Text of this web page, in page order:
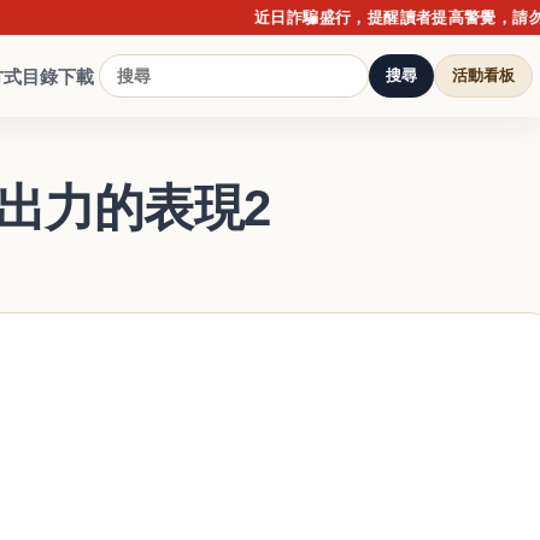
近日詐騙盛行，提醒讀者提高警覺，請勿點擊
式目錄下載 搜尋 活動看板
力的表現2